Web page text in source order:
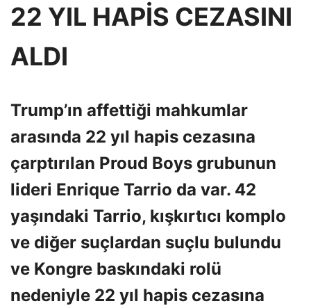
22 YIL HAPİS CEZASINI
ALDI
Trump’ın affettiği mahkumlar
arasında 22 yıl hapis cezasına
çarptırılan Proud Boys grubunun
lideri Enrique Tarrio da var. 42
yaşındaki Tarrio, kışkırtıcı komplo
ve diğer suçlardan suçlu bulundu
ve Kongre baskındaki rolü
nedeniyle 22 yıl hapis cezasına